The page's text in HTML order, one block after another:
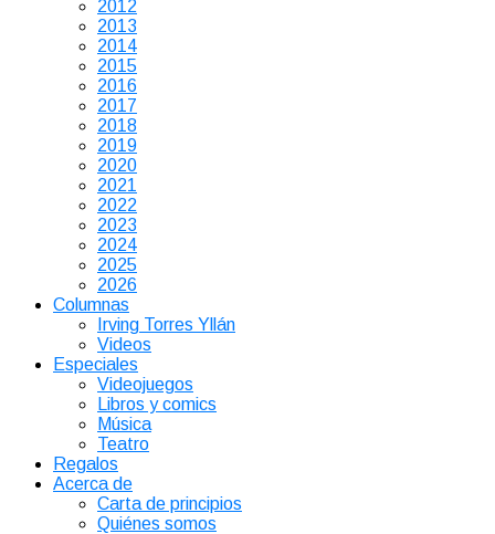
2012
2013
2014
2015
2016
2017
2018
2019
2020
2021
2022
2023
2024
2025
2026
Columnas
Irving Torres Yllán
Videos
Especiales
Videojuegos
Libros y comics
Música
Teatro
Regalos
Acerca de
Carta de principios
Quiénes somos